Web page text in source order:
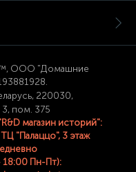
ООО "Домашние
220030,
3, пом. 375
магазин историй":
"Палаццо", 3 этаж
18:00 Пн-Пт):